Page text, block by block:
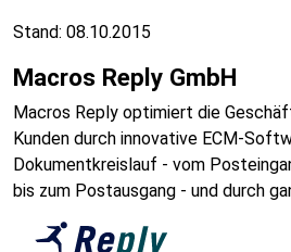
Stand: 08.10.2015
Macros Reply GmbH
Macros Reply optimiert die
Kunden durch innovative ECM-
Dokumentkreislauf - vom
bis zum Postausgang - und durch